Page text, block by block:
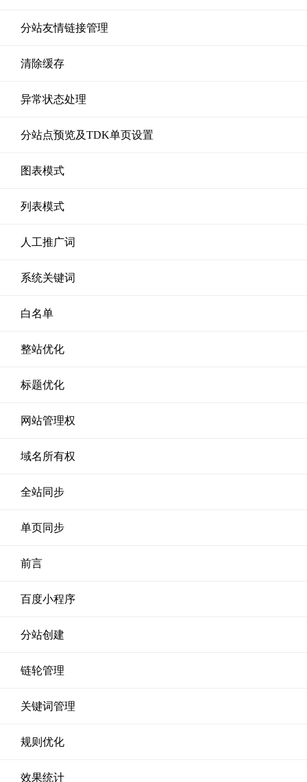
分站友情链接管理
清除缓存
异常状态处理
分站点预览及TDK单页设置
图表模式
列表模式
人工推广词
系统关键词
白名单
整站优化
标题优化
网站管理权
域名所有权
全站同步
单页同步
前言
百度小程序
分站创建
链轮管理
关键词管理
规则优化
效果统计